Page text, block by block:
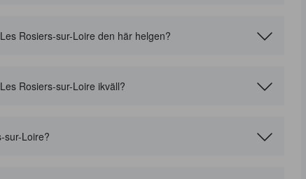
Rosiers-sur-Loire den här helgen?
Rosiers-sur-Loire ikväll?
sur-Loire?